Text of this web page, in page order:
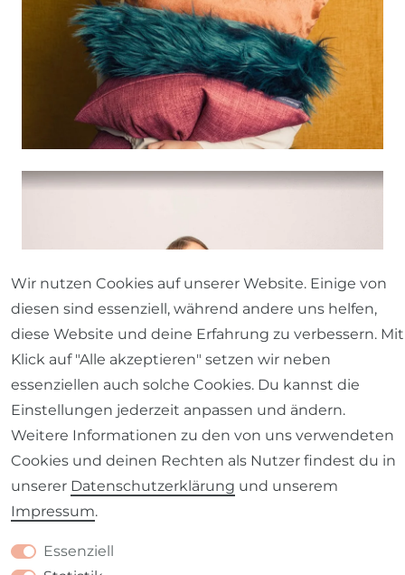
Wir nutzen Cookies auf unserer Website. Einige von
diesen sind essenziell, während andere uns helfen,
diese Website und deine Erfahrung zu verbessern. Mit
Klick auf "Alle akzeptieren" setzen wir neben
essenziellen auch solche Cookies. Du kannst die
Einstellungen jederzeit anpassen und ändern.
Weitere Informationen zu den von uns verwendeten
Cookies und deinen Rechten als Nutzer findest du in
unserer Daten­schutz­erklärung und unserem
Impressum.
Essenziell